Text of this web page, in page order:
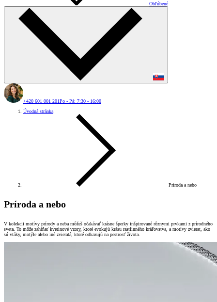
Obľúbené
+420 601 001 201Po - Pá: 7:30 - 16:00
Úvodná stránka
Príroda a nebo
Príroda a nebo
V kolekcii motívy prírody a neba môžeš očakávať krásne šperky inšpirované rôznymi prvkami z prírodného
sveta. To môže zahŕňať kvetinové vzory, ktoré evokujú krásu rastlinného kráľovstva, a motívy zvierat, ako
sú vtáky, motýle alebo iné zvieratá, ktoré odkazujú na pestrosť života.